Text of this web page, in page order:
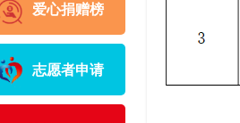
爱心捐赠榜
志愿者申请